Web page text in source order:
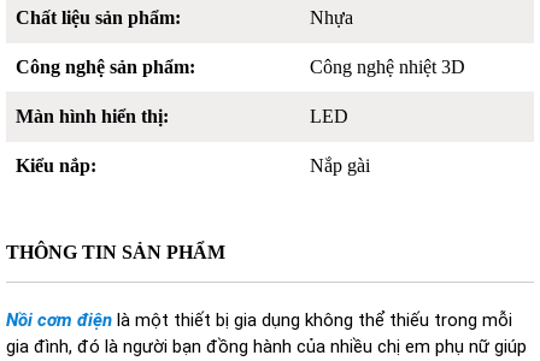
THÔNG TIN SẢN PHẨM
Nồi cơm điện là một thiết bị gia dụng không thể thiếu trong mỗi
gia đình, đó là người bạn đồng hành của nhiều chị em phụ nữ giúp
Chất liệu sản phẩm: Nhựa
Công nghệ sản phẩm: Công nghệ nhiệt 3D
Màn hình hiển thị: LED
Kiểu nắp: Nắp gài